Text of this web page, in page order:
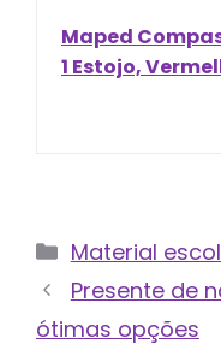
Maped
1 Estojo,
Categorias
Material
Presente de
ótimas opções